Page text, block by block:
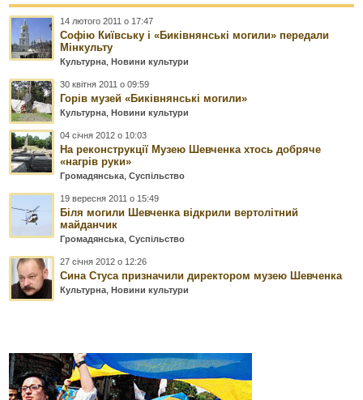
14 лютого 2011 о 17:47
Софію Київську і «Биківнянські могили» передали
Мінкульту
Культурна, Новини культури
30 квітня 2011 о 09:59
Горів музей «Биківнянські могили»
Культурна, Новини культури
04 січня 2012 о 10:03
На реконструкції Музею Шевченка хтось добряче
«нагрів руки»
Громадянська,Суспільство
19 вересня 2011 о 15:49
Біля могили Шевченка відкрили вертолітний
майданчик
Громадянська,Суспільство
27 січня 2012 о 12:26
Сина Стуса призначили директором музею Шевченка
Культурна, Новини культури